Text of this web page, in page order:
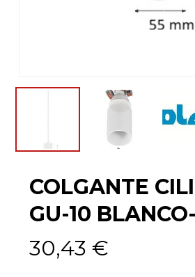
COLGANTE
GU-10 BLANCO-
30,43 €